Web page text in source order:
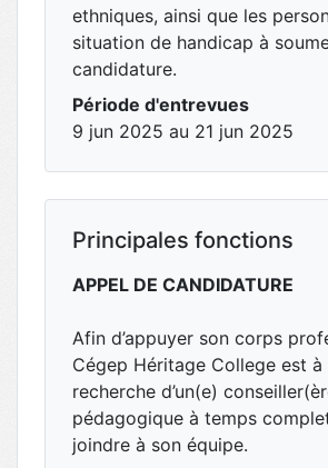
ethniques, ainsi que les
situation de handicap à
candidature.
Période d'entrevues
9 jun 2025 au 21 jun 2025
Principales fonctions
APPEL DE CANDIDATURE
Afin d’appuyer son corps
Cégep Héritage College est à
recherche d’un(e)
pédagogique à temps
joindre à son équipe.